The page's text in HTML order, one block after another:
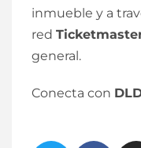
inmueble y a
red
general.
Conecta con